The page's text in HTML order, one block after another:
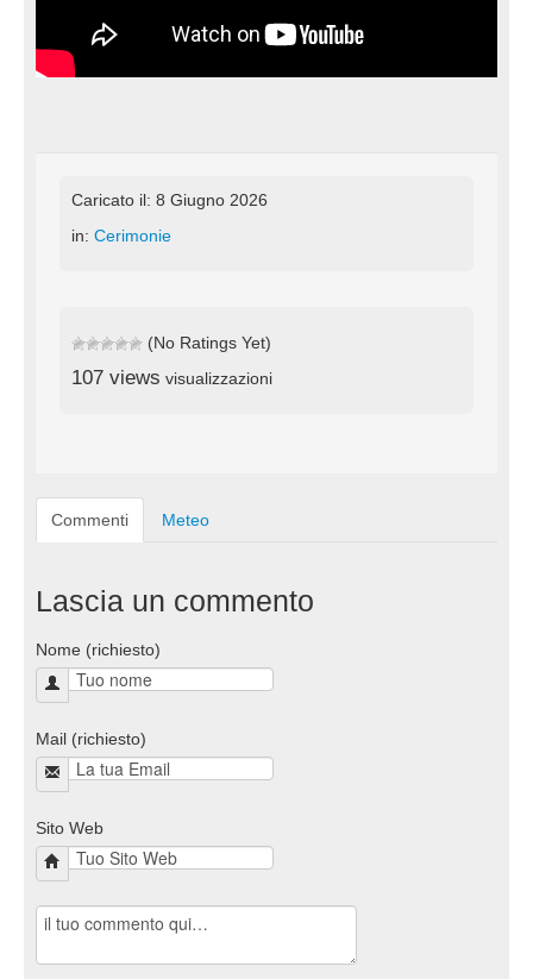
Caricato il: 8 Giugno 2026
in: Cerimonie
(No Ratings Yet)
107 views visualizzazioni
Commenti Meteo
Lascia un commento
Nome (richiesto)
Mail (richiesto)
Sito Web